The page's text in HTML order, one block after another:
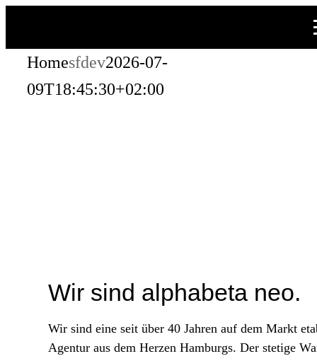
Inhalt
springen
Homesfdev2026-07-
09T18:45:30+02:00
Wir sind alphabeta neo.
Wir sind eine seit über 40 Jahren auf dem Markt
Agentur aus dem Herzen Hamburgs. Der stetige